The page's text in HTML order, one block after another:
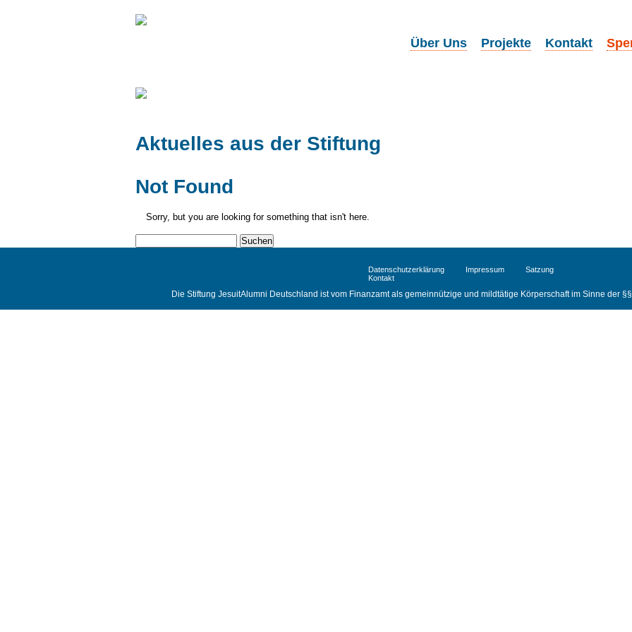
Über Uns Projekte Kontakt
Projekte
Aktuelles aus der Stiftung
Not Found
Sorry, but you are looking for something that isn't here.
Datenschutzerklärung Impressum
Satzung
Kontakt
Die Stiftung JesuitAlumni Deutschland ist vom Finanzamt als gemeinnützige und mildtätige Körperschaft im Sinne der